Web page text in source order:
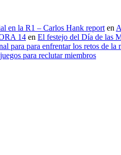
en la R1 – Carlos Hank report en
14 en El festejo del Día de las
para para enfrentar los retos de la
para reclutar miembros